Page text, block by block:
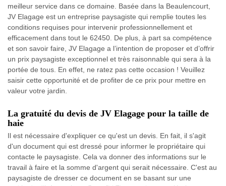
meilleur service dans ce domaine. Basée dans la Beaulencourt,
JV Elagage est un entreprise paysagiste qui remplie toutes les
conditions requises pour intervenir professionnellement et
efficacement dans tout le 62450. De plus, à part sa compétence
et son savoir faire, JV Elagage a l’intention de proposer et d’offrir
un prix paysagiste exceptionnel et très raisonnable qui sera à la
portée de tous. En effet, ne ratez pas cette occasion ! Veuillez
saisir cette opportunité et de profiter de ce prix pour mettre en
valeur votre jardin.
La gratuité du devis de JV Elagage pour la taille de
haie
Il est nécessaire d'expliquer ce qu'est un devis. En fait, il s'agit
d'un document qui est dressé pour informer le propriétaire qui
contacte le paysagiste. Cela va donner des informations sur le
travail à faire et la somme d'argent qui serait nécessaire. C'est au
paysagiste de dresser ce document en se basant sur une